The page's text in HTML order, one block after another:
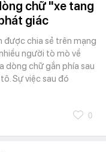
chữ "xe tang
giác
được chia sẻ trên mạng
người tò mò về
dòng chữ gắn phía sau
Sự việc sau đó
0